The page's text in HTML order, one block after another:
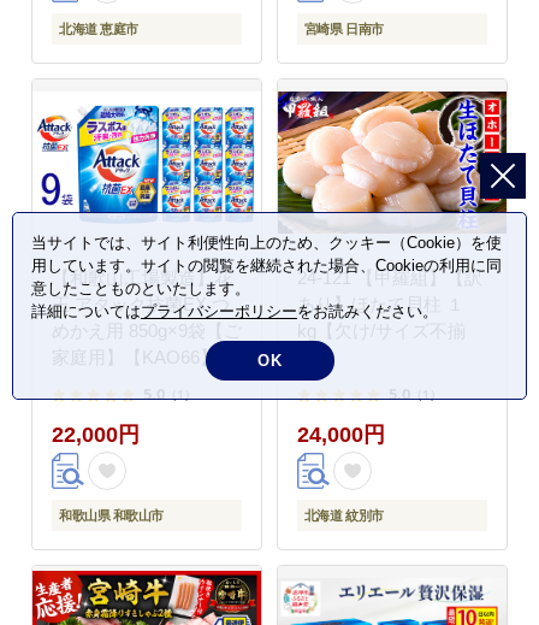
北海道 恵庭市 宮崎県 日南市
【和歌山工場製造】花
王 アタック抗菌EX つ
めかえ用 850g×9袋【ご
家庭用】【KAO66】
5.0
22,000円
和歌山県 和歌山市
24-121 【甲羅組】【訳
あり】ほたて貝柱 １
kg【欠け/サイズ不揃
い】
5.0
24,000円
北海道 紋別市
当サイトでは、サイト利便性向上のため、クッキー（Cookie）を使
用しています。サイトの閲覧を継続された場合、Cookieの利用に同
意したことものといたします。
詳細についてはプライバシーポリシーをお読みください。
OK